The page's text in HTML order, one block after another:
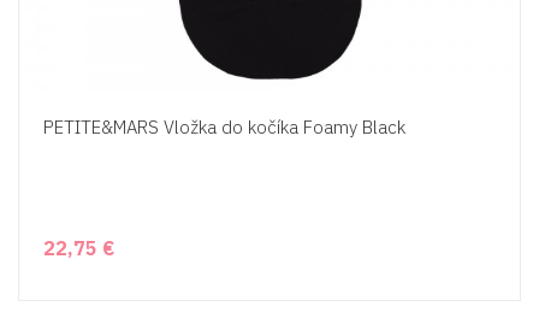
PETITE&MARS Vložka do kočíka Foamy Black
22,75 €